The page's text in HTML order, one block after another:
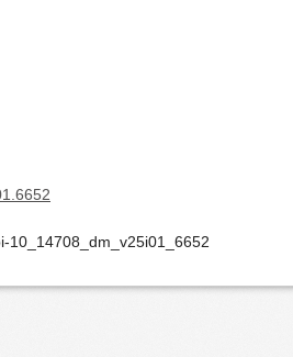
10_14708_dm_v25i01_6652